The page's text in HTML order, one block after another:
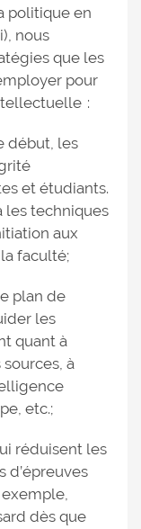
politique en
nous
que les
pour
:
début, les
et étudiants.
les techniques
aux
faculté;
plan de
les
quant à
à
etc.;
réduisent les
d’épreuves
dès que